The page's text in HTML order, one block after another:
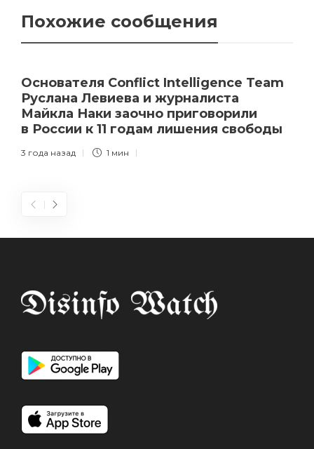
Похожие сообщения
Основателя Conflict Intelligence Team
Руслана Левиева и журналиста
Майкла Наки заочно приговорили
в России к 11 годам лишения свободы
3 года назад 1 мин